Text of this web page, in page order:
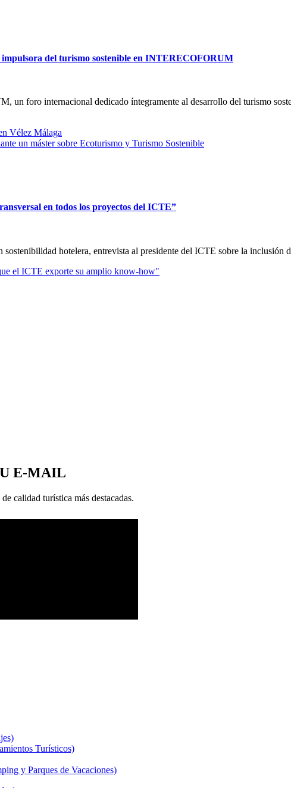
del turismo sostenible en INTERECOFORUM
un foro internacional dedicado íntegramente al desarrollo del turismo
Vélez Málaga
un máster sobre Ecoturismo y Turismo Sostenible
en todos los proyectos del ICTE”
hotelera, entrevista al presidente del ICTE sobre la inclusión
el ICTE exporte su amplio know-how"
E-MAIL
calidad turística más destacadas.
Turísticos)
y Parques de Vacaciones)